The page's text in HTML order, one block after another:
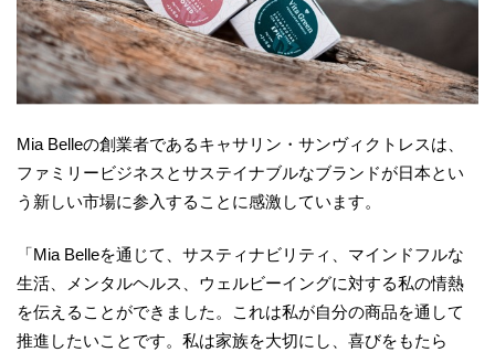
Mia Belleの創業者であるキャサリン・サンヴィクトレスは、
ファミリービジネスとサステイナブルなブランドが日本とい
う新しい市場に参入することに感激しています。
「Mia Belleを通じて、サスティナビリティ、マインドフルな
生活、メンタルヘルス、ウェルビーイングに対する私の情熱
を伝えることができました。これは私が自分の商品を通して
推進したいことです。私は家族を大切にし、喜びをもたら